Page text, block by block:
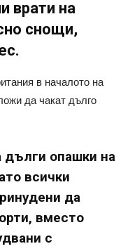
врати на
снощи,
в началото на
да чакат дълго
дълги опашки на
всички
да
вместо
с